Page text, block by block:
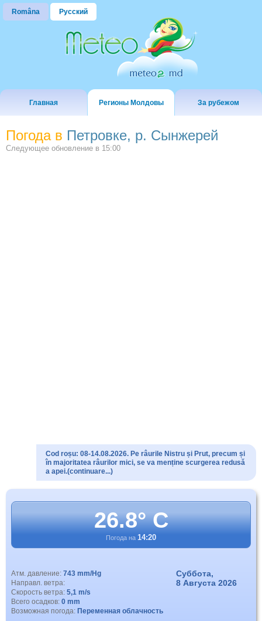
Româna Русский
Главная Регионы Молдовы За рубежом
Погода в Петровке, р. Сынжерей
Следующее обновление в 15:00
Cod roșu: 08-14.08.2026. Pe râurile Nistru și Prut, precum și
în majoritatea râurilor mici, se va menține scurgerea redusă
a apei.(continuare...)
26.8° C
Погода на 14:20
Атм. давление: 743 mm/Hg
Направл. ветра:
Скорость ветра: 5,1 m/s
Всего осадков: 0 mm
Возможная погода: Переменная облачность
Суббота,
8 Августа 2026